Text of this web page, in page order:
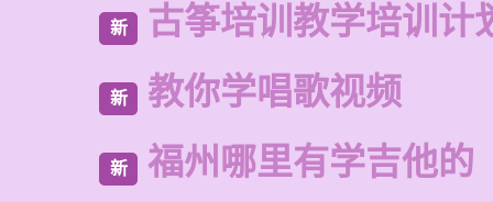
新 古筝培训教学培训计
新 教你学唱歌视频
新 福州哪里有学吉他的